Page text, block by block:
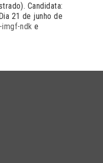
Candidata:
21 de junho de
ndk e